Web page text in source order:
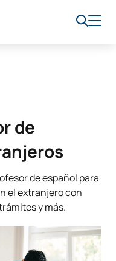
de
de español para
el extranjero con
y más.